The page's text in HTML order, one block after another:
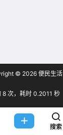
© 2026 便民生活
8 次，耗时 0.2011 秒
搜索